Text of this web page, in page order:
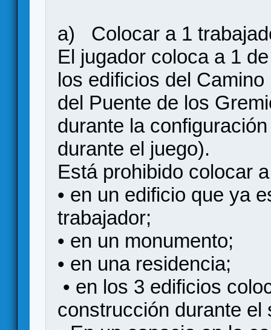
a) Colocar a 1
El jugador coloca a 1
los edificios del
del Puente de los
durante la
durante el juego).
Está prohibido colocar
• en un edificio que ya
trabajador;
• en un monumento;
• en una residencia;
• en los 3 edificios
construcción durante el